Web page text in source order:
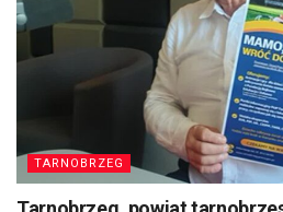
TARNOBRZEG